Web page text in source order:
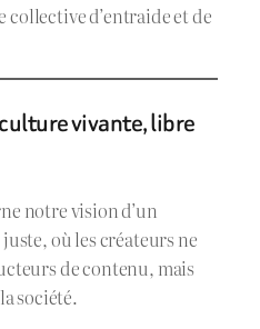
d’entraide et de
vivante, libre
notre vision d’un
où les créateurs ne
de contenu, mais
société.